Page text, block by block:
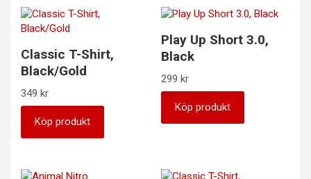
Classic T-Shirt,
Black/Gold
349 kr
Köp produkt
Play Up Short 3.0,
Black
299 kr
Köp produkt